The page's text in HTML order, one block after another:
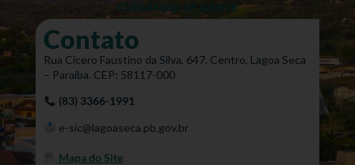
Contato
Rua Cícero Faustino da Silva, 647, Centro, Lagoa Seca
– Paraíba. CEP: 58117-000
(83) 3366-1991
e-sic@lagoaseca.pb.gov.br
Mapa do Site